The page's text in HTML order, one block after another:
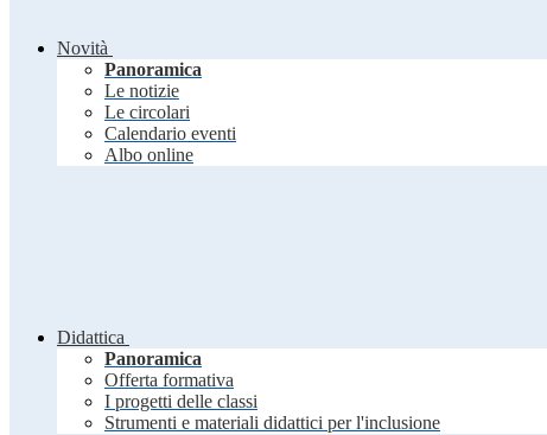
Novità
Panoramica
Le notizie
Le circolari
Calendario eventi
Albo online
Didattica
Panoramica
Offerta formativa
I progetti delle classi
Strumenti e materiali didattici per l'inclusione